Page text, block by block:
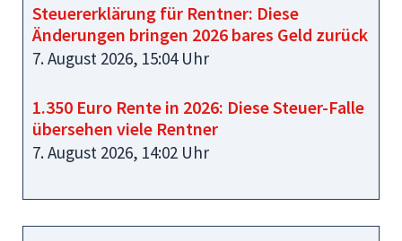
Steuererklärung für Rentner: Diese
Änderungen bringen 2026 bares Geld zurück
7. August 2026, 15:04 Uhr
1.350 Euro Rente in 2026: Diese Steuer-Falle
übersehen viele Rentner
7. August 2026, 14:02 Uhr